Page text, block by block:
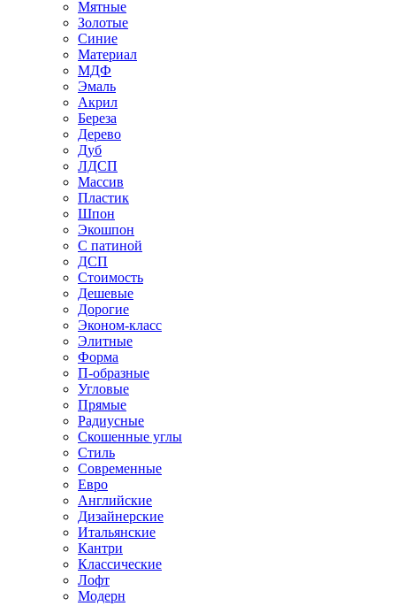
Мятные
Золотые
Синие
Материал
МДФ
Эмаль
Акрил
Береза
Дерево
Дуб
ЛДСП
Массив
Пластик
Шпон
Экошпон
С патиной
ДСП
Стоимость
Дешевые
Дорогие
Эконом-класс
Элитные
Форма
П-образные
Угловые
Прямые
Радиусные
Скошенные углы
Стиль
Современные
Евро
Английские
Дизайнерские
Итальянские
Кантри
Классические
Лофт
Модерн